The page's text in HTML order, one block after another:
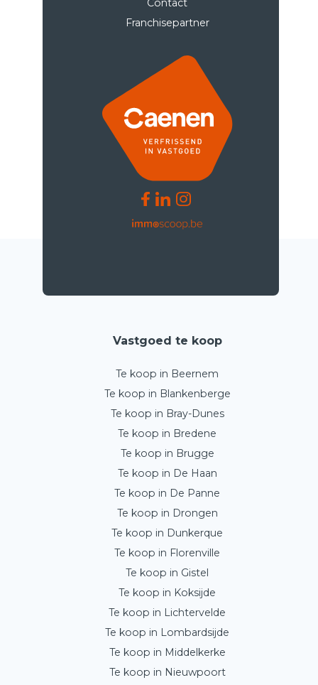
Contact
Franchisepartner
Vastgoed te koop
Te koop in Beernem
Te koop in Blankenberge
Te koop in Bray-Dunes
Te koop in Bredene
Te koop in Brugge
Te koop in De Haan
Te koop in De Panne
Te koop in Drongen
Te koop in Dunkerque
Te koop in Florenville
Te koop in Gistel
Te koop in Koksijde
Te koop in Lichtervelde
Te koop in Lombardsijde
Te koop in Middelkerke
Te koop in Nieuwpoort